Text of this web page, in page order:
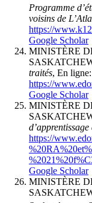
Programme
voisins de
https://
Google Scholar
MINISTÈRE
traités, En ligne:
https://
Google Scholar
MINISTÈRE
https://
Google Scholar
MINISTÈRE